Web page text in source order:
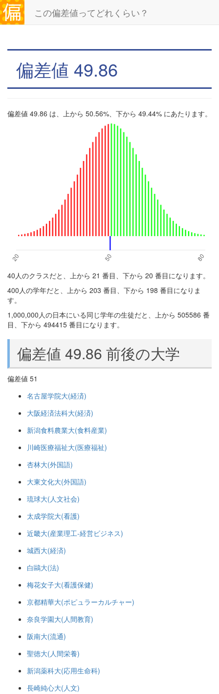
この偏差値ってどれくらい？
偏差値 49.86
偏差値 49.86 は、上から 50.56%、下から 49.44% にあたります。
40人のクラスだと、上から 21 番目、下から 20 番目になります。
400人の学年だと、上から 203 番目、下から 198 番目になりま
す。
1,000,000人の日本にいる同じ学年の生徒だと、上から 505586 番
目、下から 494415 番目になります。
偏差値 49.86 前後の大学
偏差値 51
名古屋学院大(経済)
大阪経済法科大(経済)
新潟食料農業大(食料産業)
川崎医療福祉大(医療福祉)
杏林大(外国語)
大東文化大(外国語)
琉球大(人文社会)
太成学院大(看護)
近畿大(産業理工-経営ビジネス)
城西大(経済)
白鷗大(法)
梅花女子大(看護保健)
京都精華大(ポピュラーカルチャー)
奈良学園大(人間教育)
阪南大(流通)
聖徳大(人間栄養)
新潟薬科大(応用生命科)
長崎純心大(人文)